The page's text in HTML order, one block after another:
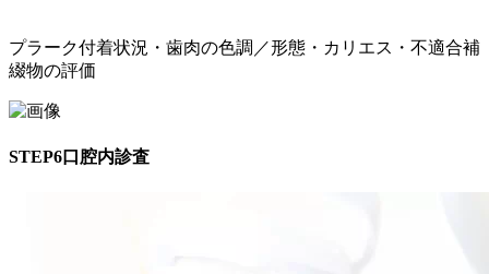
プラーク付着状況・歯肉の色調／形態・カリエス・不適合補
綴物の評価
STEP6口腔内診査